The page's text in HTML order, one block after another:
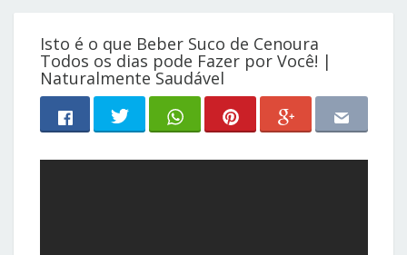
Isto é o que Beber Suco de Cenoura
Todos os dias pode Fazer por Você! |
Naturalmente Saudável